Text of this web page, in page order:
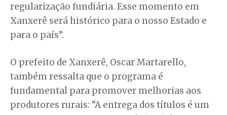
regularização fundiária. Esse momento em
Xanxerê será histórico para o nosso Estado e
para o país”.
O prefeito de Xanxerê, Oscar Martarello,
também ressalta que o programa é
fundamental para promover melhorias aos
produtores rurais: “A entrega dos títulos é um